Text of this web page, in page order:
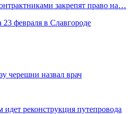
закрепят право на…
февраля в Славгороде
черешни назвал врач
реконструкция путепровода